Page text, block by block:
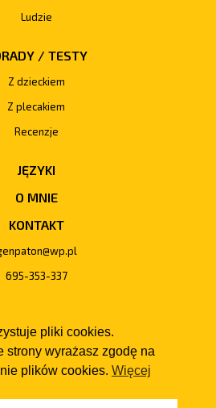
Ludzie
/ TESTY
Z dzieckiem
Z plecakiem
Recenzje
JĘZYKI
O MNIE
KONTAKT
695-353-337
pliki cookies.
strony wyrażasz zgodę na
plików cookies. Więcej